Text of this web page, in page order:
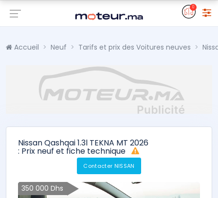
0
Accueil Neuf Tarifs et prix des Voitures neuves
Nissan Qashqai 1.3l TEKNA MT 2026
: Prix neuf et fiche technique
Contacter NISSAN
350 000 Dhs